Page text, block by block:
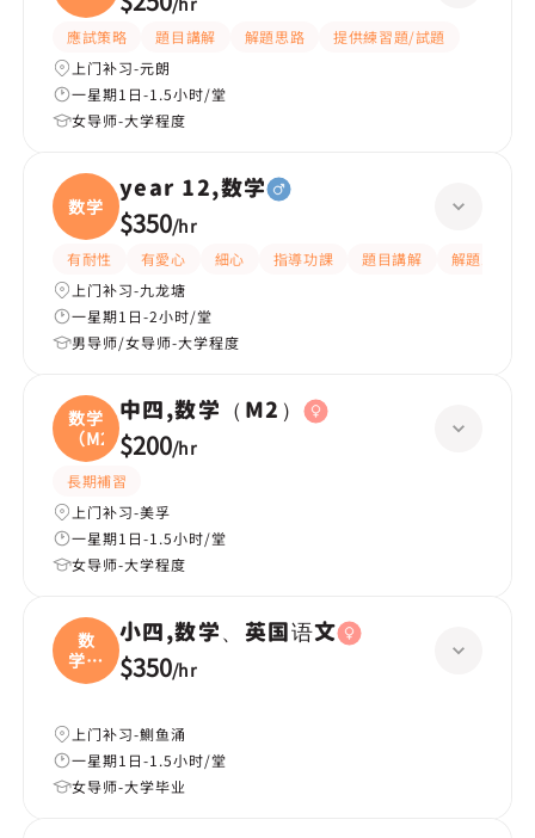
應試策略 題目講解 解題思路
提供練習題/試題
上门补习-元朗
一星期1日-1.5小时/堂
女导师-大学程度
数学
year 12,数学
$350/hr
有耐性 有愛心 細心 指導功課 題目講解
解題思路
上门补习-九龙塘
一星期1日-2小时/堂
男导师/女导师-大学程度
数学
（M2
中四,数学（M2）
$200/hr
長期補習
上门补习-美孚
一星期1日-1.5小时/堂
女导师-大学程度
数
学、
英国
小四,数学、英国语文
$350/hr
上门补习-鰂鱼涌
一星期1日-1.5小时/堂
女导师-大学毕业